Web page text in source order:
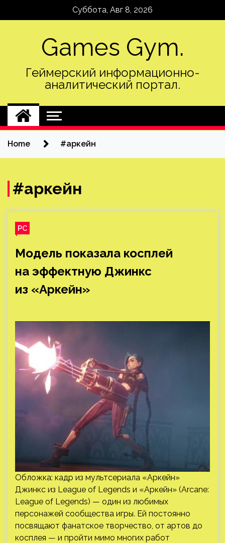
Суббота, Авг 8, 2026
Games Gym.
Геймерский информационно-
аналитический портал.
Home #аркейн
#аркейн
PC
Модель показала косплей
на эффектную Джинкс
из «Аркейн»
Обложка: кадр из мультсериала «Аркейн»
Джинкс из League of Legends и «Аркейн» (Arcane:
League of Legends) — один из любимых
персонажей сообщества игры. Ей постоянно
посвящают фанатское творчество, от артов до
косплея — и пройти мимо многих работ